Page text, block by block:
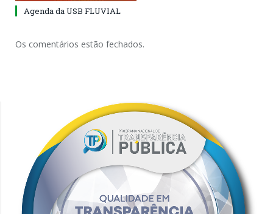
Agenda da USB FLUVIAL
Os comentários estão fechados.